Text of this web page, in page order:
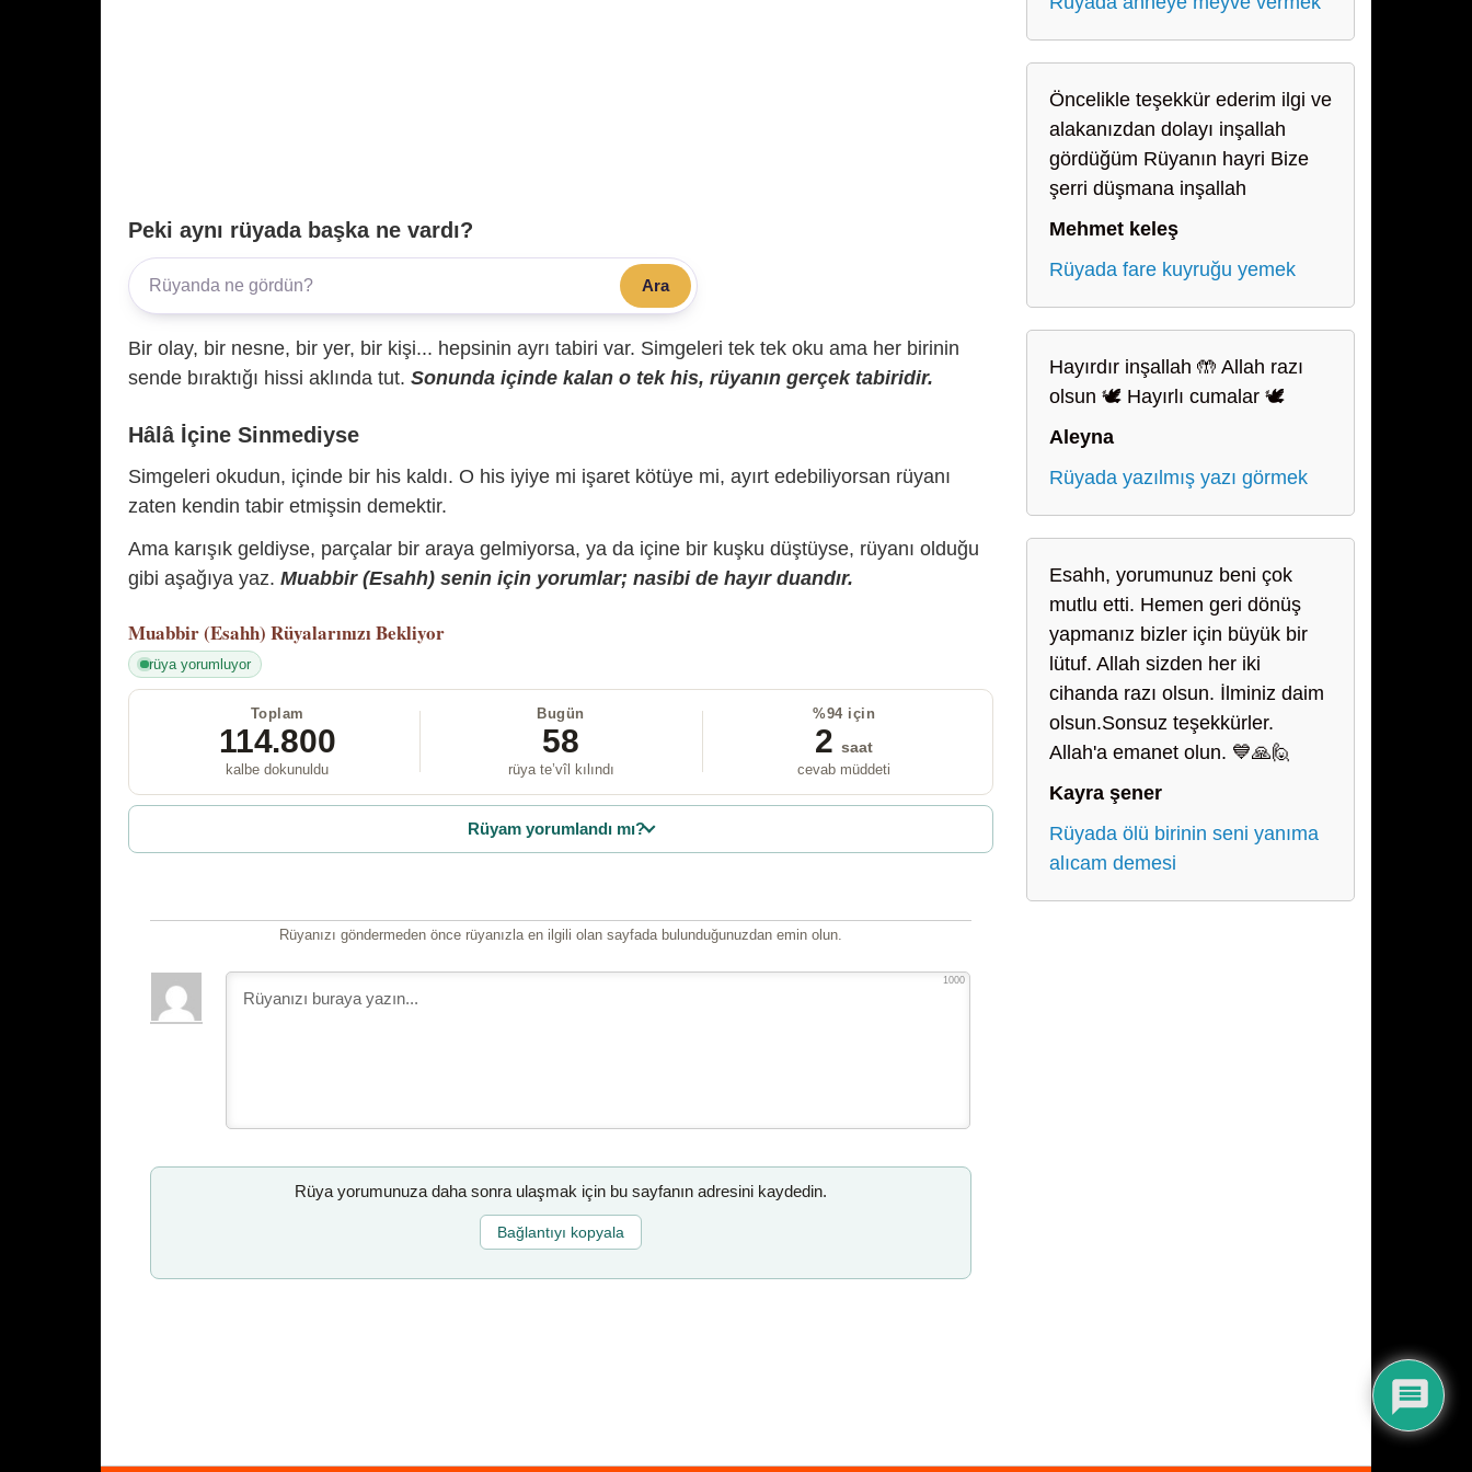
Peki aynı rüyada başka ne vardı?
Ara
Bir olay, bir nesne, bir yer, bir kişi... hepsinin ayrı tabiri var. Simgeleri tek tek oku ama her birinin
sende bıraktığı hissi aklında tut. Sonunda içinde kalan o tek his, rüyanın gerçek tabiridir.
Hâlâ İçine Sinmediyse
Simgeleri okudun, içinde bir his kaldı. O his iyiye mi işaret kötüye mi, ayırt edebiliyorsan rüyanı
zaten kendin tabir etmişsin demektir.
Ama karışık geldiyse, parçalar bir araya gelmiyorsa, ya da içine bir kuşku düştüyse, rüyanı olduğu
gibi aşağıya yaz. Muabbir (Esahh) senin için yorumlar; nasibi de hayır duandır.
Muabbir (Esahh) Rüyalarınızı Bekliyor
rüya yorumluyor
Toplam
114.800
kalbe dokunuldu
Bugün
58
rüya te’vîl kılındı
%94 için
2 saat
cevab müddeti
Rüyam yorumlandı mı?
Rüyanızı göndermeden önce rüyanızla en ilgili olan sayfada bulunduğunuzdan emin olun.
1000
Rüya yorumunuza daha sonra ulaşmak için bu sayfanın adresini kaydedin.
Bağlantıyı kopyala
Öncelikle teşekkür ederim ilgi ve
alakanızdan dolayı inşallah
gördüğüm Rüyanın hayri Bize
şerri düşmana inşallah
Mehmet keleş
Rüyada fare kuyruğu yemek
Hayırdır inşallah 🤲 Allah razı
olsun 🕊️ Hayırlı cumalar 🕊️
Aleyna
Rüyada yazılmış yazı görmek
Esahh, yorumunuz beni çok
mutlu etti. Hemen geri dönüş
yapmanız bizler için büyük bir
lütuf. Allah sizden her iki
cihanda razı olsun. İlminiz daim
olsun.Sonsuz teşekkürler.
Allah'a emanet olun. 💙🙏🙋
Kayra şener
Rüyada ölü birinin seni yanıma
alıcam demesi